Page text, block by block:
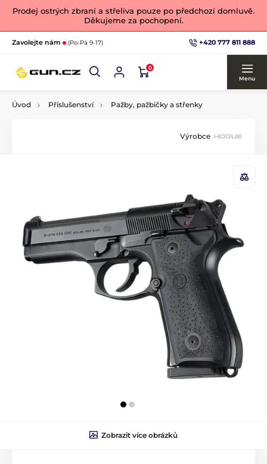
Prodej ostrých zbraní a střeliva pouze po předchozí domluvě.
Děkujeme za pochopení.
Zavolejte nám (Po-Pá 9-17) +420 777 811 888
0
Menu
Úvod Příslušenství Pažby, pažbičky a střenky
Výrobce
Zobrazit více obrázků